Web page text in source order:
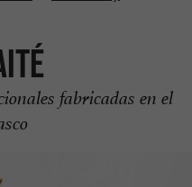
fabricadas en el